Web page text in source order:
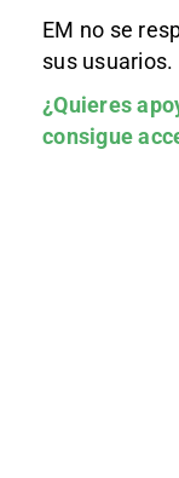
EM no se
sus usuarios.
¿Quieres
consigue